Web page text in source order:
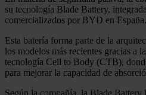
su tecnología Blade Battery,
comercializados por BYD en España.
Esta batería forma parte de la
los modelos más recientes gracias a
tecnología Cell to Body (CTB),
para mejorar la capacidad de